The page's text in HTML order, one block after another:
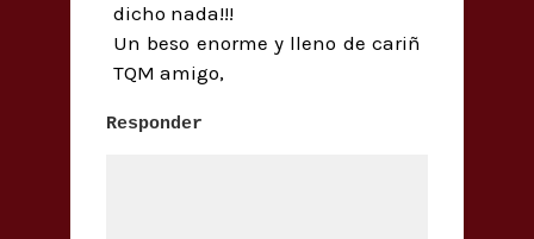
dicho nada!!!
Un beso enorme y lleno de cariñ
TQM amigo,
Responder